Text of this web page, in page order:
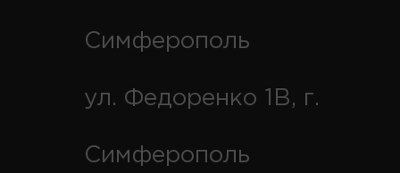
Симферополь
ул. Федоренко 1В, г.
Симферополь